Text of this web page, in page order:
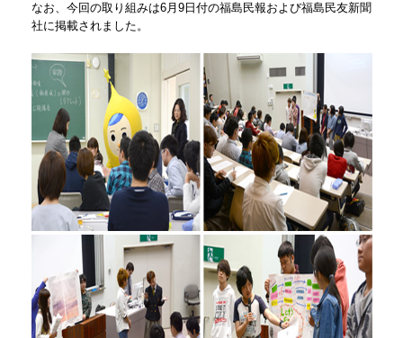
なお、今回の取り組みは6月9日付の福島民報および福島民友新聞
社に掲載されました。